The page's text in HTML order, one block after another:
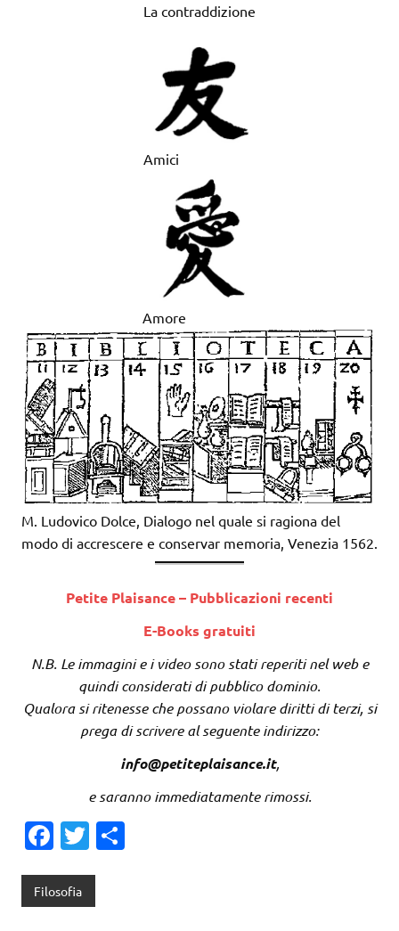
La contraddizione
Amici
Amore
M. Ludovico Dolce, Dialogo nel quale si ragiona del
modo di accrescere e conservar memoria, Venezia 1562.
Petite Plaisance – Pubblicazioni recenti
E-Books gratuiti
N.B. Le immagini e i video sono stati reperiti nel web e
quindi considerati di pubblico dominio.
Qualora si ritenesse che possano violare diritti di terzi, si
prega di scrivere al seguente indirizzo:
info@petiteplaisance.it,
e saranno immediatamente rimossi.
Fa
e
T
Filosofia